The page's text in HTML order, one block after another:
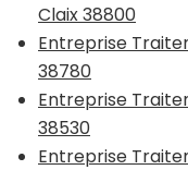
Claix 38800
Entreprise
38780
Entreprise
38530
Entreprise